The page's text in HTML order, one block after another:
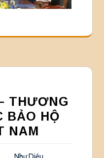
THƯƠNG
BẢO HỘ
NAM